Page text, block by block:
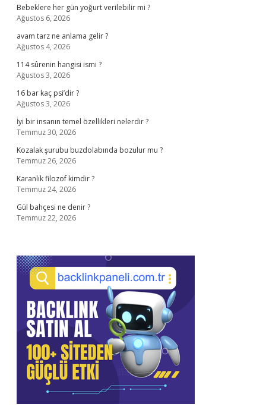
Bebeklere her gün yoğurt verilebilir mi ?
Ağustos 6, 2026
avam tarz ne anlama gelir ?
Ağustos 4, 2026
114 sûrenin hangisi ismi ?
Ağustos 3, 2026
16 bar kaç psi’dir ?
Ağustos 3, 2026
İyi bir insanın temel özellikleri nelerdir ?
Temmuz 30, 2026
Kozalak şurubu buzdolabında bozulur mu ?
Temmuz 26, 2026
Karanlık filozof kimdir ?
Temmuz 24, 2026
Gül bahçesi ne denir ?
Temmuz 22, 2026